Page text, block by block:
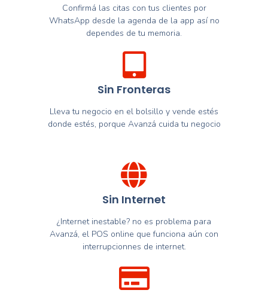
Confirmá las citas con tus clientes por
WhatsApp desde la agenda de la app así no
dependes de tu memoria.
Sin Fronteras
Lleva tu negocio en el bolsillo y vende estés
donde estés, porque Avanzá cuida tu negocio
Sin Internet
¿Internet inestable? no es problema para
Avanzá, el POS online que funciona aún con
interrupcionnes de internet.